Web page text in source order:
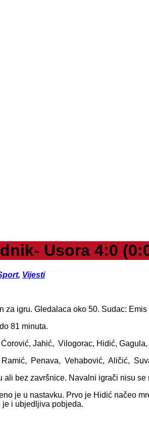
Usora 4:0
, Vijesti
za igru. Gledalaca oko 50. Sudac:
81 minuta.
Jahić, Vilogorac, Hidić,
Penava, Vehabović, Aličić,
bez završnice. Navalni igrači nisu
je u nastavku. Prvo je Hidić načeo
je i ubjedljiva pobjeda.